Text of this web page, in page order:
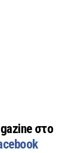
στο